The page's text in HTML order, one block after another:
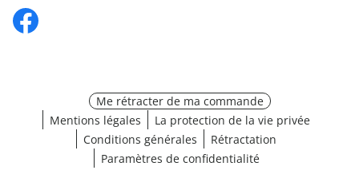
Me rétracter de ma commande
Mentions légales
La protection de la vie privée
Conditions générales
Rétractation
Paramètres de confidentialité